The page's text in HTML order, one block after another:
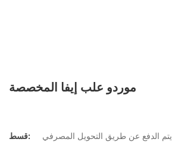
موردو علب إيفا المخصصة
قسط:
يتم الدفع عن طريق التحويل المصرفي (T/T)، مع اشتراط إيداع